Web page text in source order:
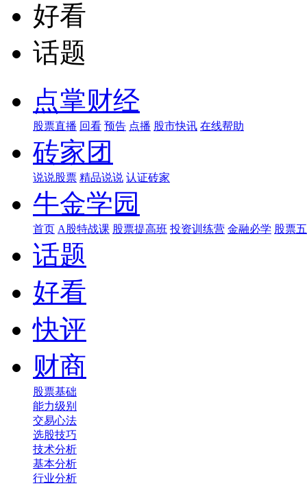
好看
话题
点掌财经
股票直播 回看 预告 点播 股市快讯 在线帮助
砖家团
说说股票 精品说说 认证砖家
牛金学园
首页 A股特战课 股票提高班 投资训练营 金融必学 股票
话题
好看
快评
财商
股票基础
能力级别
交易心法
选股技巧
技术分析
基本分析
行业分析